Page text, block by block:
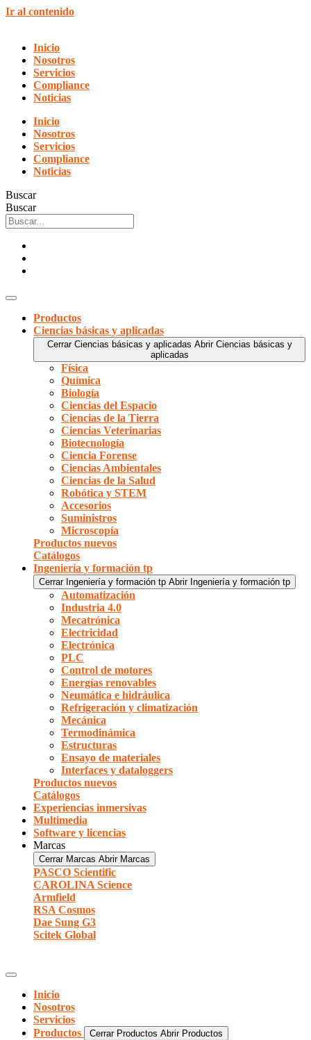
Ir al contenido
Inicio
Nosotros
Servicios
Compliance
Noticias
Inicio
Nosotros
Servicios
Compliance
Noticias
Buscar
Buscar
Productos
Ciencias básicas y aplicadas
Cerrar Ciencias básicas y aplicadas Abrir Ciencias básicas y
aplicadas
Física
Química
Biología
Ciencias del Espacio
Ciencias de la Tierra
Ciencias Veterinarias
Biotecnología
Ciencia Forense
Ciencias Ambientales
Ciencias de la Salud
Robótica y STEM
Accesorios
Suministros
Microscopía
Productos nuevos
Catálogos
Ingeniería y formación tp
Cerrar Ingeniería y formación tp Abrir Ingeniería y formación tp
Automatización
Industria 4.0
Mecatrónica
Electricidad
Electrónica
PLC
Control de motores
Energías renovables
Neumática e hidráulica
Refrigeración y climatización
Mecánica
Termodinámica
Estructuras
Ensayo de materiales
Interfaces y dataloggers
Productos nuevos
Catálogos
Experiencias inmersivas
Multimedia
Software y licencias
Marcas
Cerrar Marcas Abrir Marcas
PASCO Scientific
CAROLINA Science
Armfield
RSA Cosmos
Dae Sung G3
Scitek Global
Inicio
Nosotros
Servicios
Productos
Cerrar Productos Abrir Productos